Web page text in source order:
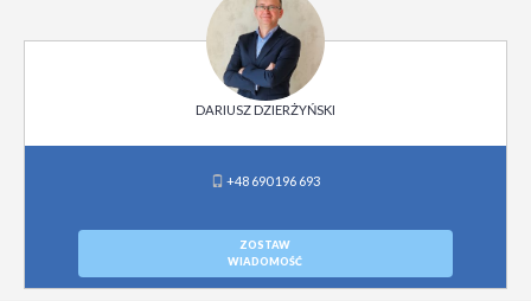
DARIUSZ DZIERŻYŃSKI
+48 690 196 693
ZOSTAW
WIADOMOŚĆ